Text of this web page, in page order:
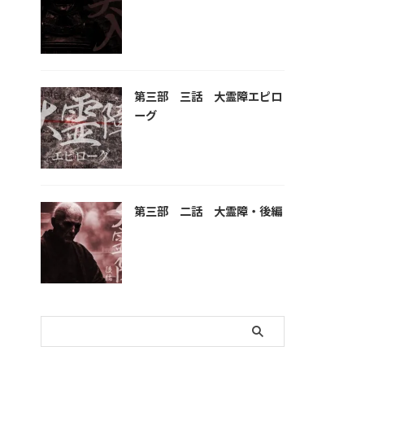
第三部 三話 大霊障エピロ
ーグ
第三部 二話 大霊障・後編